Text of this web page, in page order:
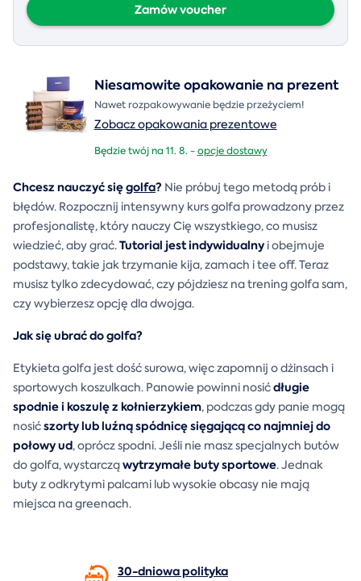
Zamów voucher
Niesamowite opakowanie na prezent
Nawet rozpakowywanie będzie przeżyciem!
Zobacz opakowania prezentowe
Będzie twój na 11. 8. -opcje dostawy
Chcesz nauczyć sięgolfa? Nie próbuj tego metodą prób i
błędów. Rozpocznij intensywny kurs golfa prowadzony przez
profesjonalistę, który nauczy Cię wszystkiego, co musisz
wiedzieć, aby grać.Tutorial jest indywidualnyi obejmuje
podstawy, takie jak trzymanie kija, zamach i tee off. Teraz
musisz tylko zdecydować, czy pójdziesz na trening golfa sam,
czy wybierzesz opcję dla dwojga.
Jak się ubrać do golfa?
Etykieta golfa jest dość surowa, więc zapomnij o dżinsach i
sportowych koszulkach. Panowie powinni nosićdługie
spodnie i koszulę z kołnierzykiem, podczas gdy panie mogą
nosićszorty lub luźną spódnicę sięgającą co najmniej do
połowy ud, oprócz spodni. Jeśli nie masz specjalnych butów
do golfa, wystarcząwytrzymałe buty sportowe. Jednak
buty z odkrytymi palcami lub wysokie obcasy nie mają
miejsca na greenach.
30-dniowa polityka